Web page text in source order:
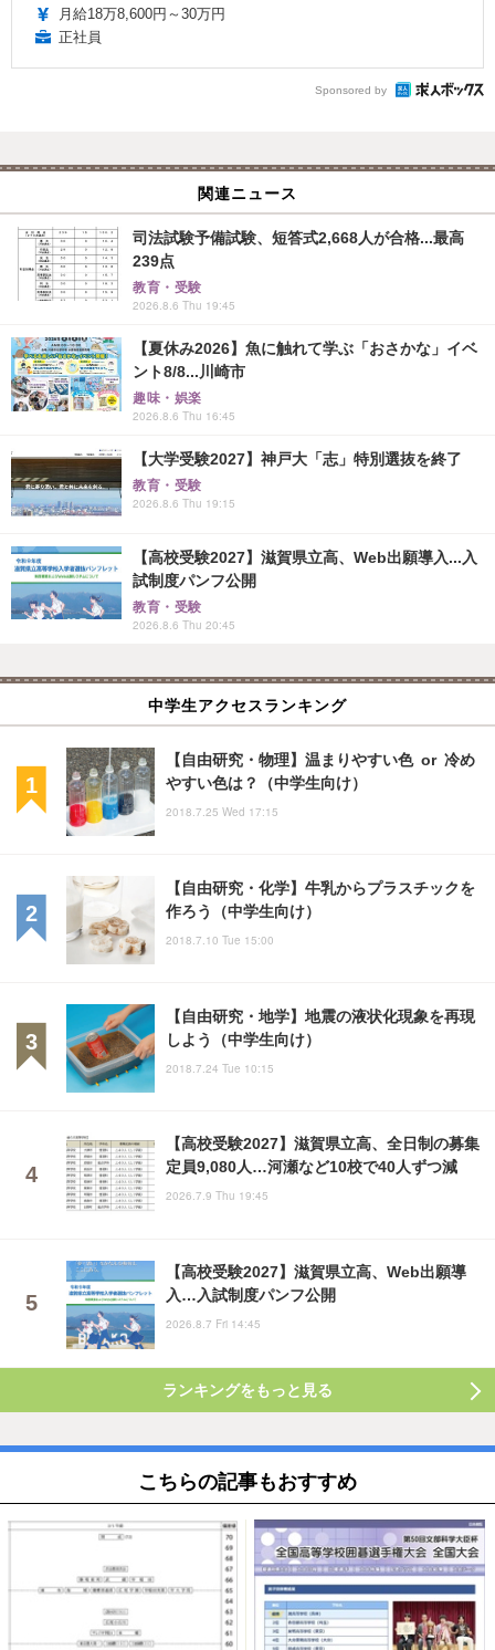
月給18万8,600円～30万円
正社員
Sponsored by
関連ニュース
司法試験予備試験、短答式2,668人が合格...最高
239点
教育・受験
2026.8.6 Thu 19:45
【夏休み2026】魚に触れて学ぶ「おさかな」イベ
ント8/8...川崎市
趣味・娯楽
2026.8.6 Thu 16:45
【大学受験2027】神戸大「志」特別選抜を終了
教育・受験
2026.8.6 Thu 19:15
【高校受験2027】滋賀県立高、Web出願導入...入
試制度パンフ公開
教育・受験
2026.8.6 Thu 20:45
中学生アクセスランキング
【自由研究・物理】温まりやすい色 or 冷め
やすい色は？（中学生向け）
2018.7.25 Wed 17:15
【自由研究・化学】牛乳からプラスチックを
作ろう（中学生向け）
2018.7.10 Tue 15:00
【自由研究・地学】地震の液状化現象を再現
しよう（中学生向け）
2018.7.24 Tue 10:15
【高校受験2027】滋賀県立高、全日制の募集
定員9,080人…河瀬など10校で40人ずつ減
2026.7.9 Thu 19:45
【高校受験2027】滋賀県立高、Web出願導
入…入試制度パンフ公開
2026.8.7 Fri 14:45
ランキングをもっと見る
こちらの記事もおすすめ